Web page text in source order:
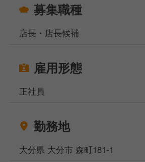
募集職種
店長・店長候補
雇用形態
正社員
勤務地
大分県 大分市 森町181-1